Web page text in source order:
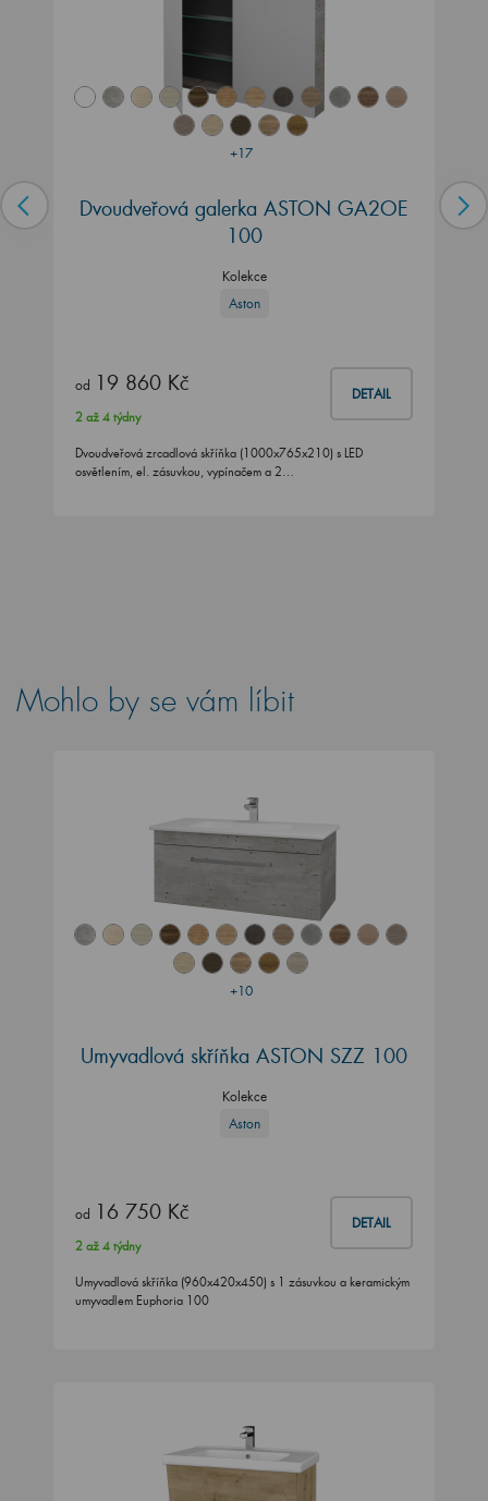
+17
Dvoudveřová galerka ASTON GA2OE
100
Kolekce
Aston
od 19 860 Kč DETAIL
2 až 4 týdny
Dvoudveřová zrcadlová skříňka (1000x765x210) s LED
osvětlením, el. zásuvkou, vypínačem a 2…
Mohlo by se vám líbit
+10
Umyvadlová skříňka ASTON SZZ 100
Kolekce
Aston
od 16 750 Kč DETAIL
2 až 4 týdny
Umyvadlová skříňka (960x420x450) s 1 zásuvkou a keramickým
umyvadlem Euphoria 100